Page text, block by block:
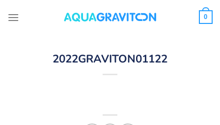
0
2022GRAVITON01122